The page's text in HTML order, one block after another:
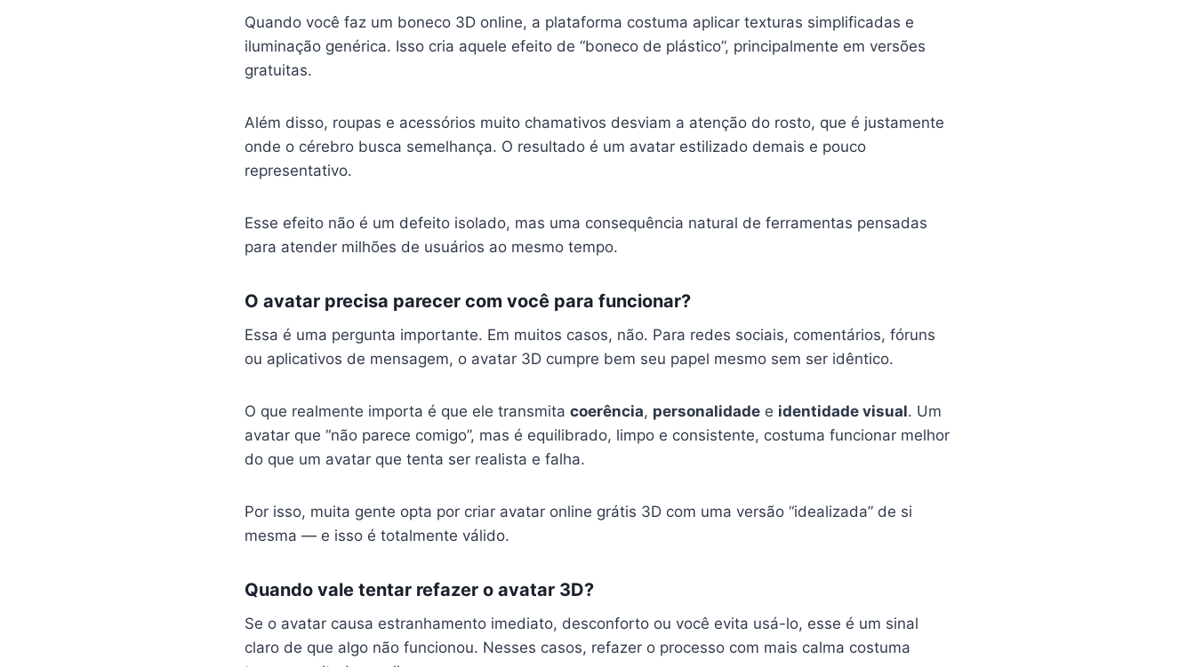
Quando você faz um boneco 3D online, a plataforma costuma aplicar texturas simplificadas e
iluminação genérica. Isso cria aquele efeito de “boneco de plástico”, principalmente em versões
gratuitas.
Além disso, roupas e acessórios muito chamativos desviam a atenção do rosto, que é justamente
onde o cérebro busca semelhança. O resultado é um avatar estilizado demais e pouco
representativo.
Esse efeito não é um defeito isolado, mas uma consequência natural de ferramentas pensadas
para atender milhões de usuários ao mesmo tempo.
O avatar precisa parecer com você para funcionar?
Essa é uma pergunta importante. Em muitos casos, não. Para redes sociais, comentários, fóruns
ou aplicativos de mensagem, o avatar 3D cumpre bem seu papel mesmo sem ser idêntico.
O que realmente importa é que ele transmita coerência, personalidade e identidade visual. Um
avatar que “não parece comigo”, mas é equilibrado, limpo e consistente, costuma funcionar melhor
do que um avatar que tenta ser realista e falha.
Por isso, muita gente opta por criar avatar online grátis 3D com uma versão “idealizada” de si
mesma — e isso é totalmente válido.
Quando vale tentar refazer o avatar 3D?
Se o avatar causa estranhamento imediato, desconforto ou você evita usá-lo, esse é um sinal
claro de que algo não funcionou. Nesses casos, refazer o processo com mais calma costuma